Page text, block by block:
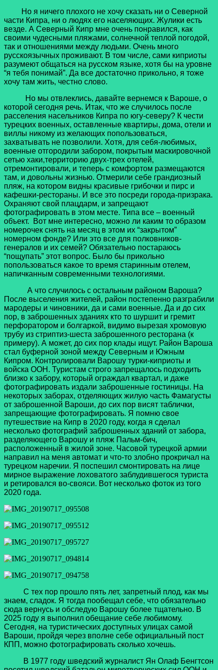
Но я ничего плохого не хочу сказать ни о Северной
части Кипра, ни о людях его населяющих. Жулики есть
везде. А Северный Кипр мне очень понравился, как
своими чудесными пляжами, солнечной теплой погодой,
так и отношениями между людьми. Очень много
русскоязычных проживают. В том числе, сами киприоты
разумеют общаться на русском языке, хотя бы на уровне
“я тебя понимай”. Да все достаточно прикольно, я тоже
хочу там жить, честно слово.
Но мы отвлеклись, давайте вернемся к Вароше, о
которой сегодня речь. Итак, что же случилось после
расселения насельников Кипра по югу-северу? К чести
турецких военных, оставленные квартиры, дома, отели и
виллы никому из желающих попользоваться,
захватывать не позволили. Хотя, для себя-любимых,
военные отгородили забором, покрытым маскировочной
сетью хаки,территорию двух-трех отелей,
отремонтировали, и теперь с комфортом размещаются
там, и довольны жизнью. Отмерили себе грандиозный
пляж, на котором видны красивые грибочки и пирс и
кафешки-рестораны. И все это посреди города-призрака.
Охраняют свой плацдарм, и запрещают
фотографировать в этом месте. Типа все – военный
объект.
Вот мне интересно, можно ли каким то образом
номерочек снять на месяц в этом их “закрытом”
номерном фонде? Или это все для полковников-
генералов и их семей? Обязательно постараюсь
“пощупать” этот вопрос. Было бы прикольно
попользоваться какое то время старинным отелем,
напичканным современными технологиями.
А что случилось с остальным районом Вароша?
После выселения жителей, район постепенно разграбили
мародеры и чиновники, да и сами военные. Да и до сих
пор, в заброшенных зданиях кто то шуршит и гремит
перфоратором и болгаркой, видимо вырезая хромовую
трубу из стриптиз-шеста заброшенного ресторана (к
примеру). А может, до сих пор клады ищут. Район Вароша
стал буферной зоной между Северным и Южным
Кипром. Контролировали Варошу турки-киприоты и
войска ООН. Туристам строго запрещалось подходить
близко к забору, который ограждал квартал, и даже
фотографировать издали заброшенные гостиницы. На
некоторых заборах, отделяющих жилую часть Фамагусты
от заброшенной Вароши, до сих пор висят таблички,
запрещающие фотографировать. Я помню свое
путешествие на Кипр в 2020 году, когда я сделал
несколько фотографий заброшенных зданий от забора,
разделяющего Варошу и пляж Пальм-бич,
расположенный в жилой зоне. Часовой турецкой армии
направил на меня автомат и что-то злобно прокричал на
турецком наречии. Я поспешил смонтировать на лице
мирное выражение лоховатого заблудившегося туриста
и ретировался во-свояси. Вот несколько фоток из того
2020 года.
С тех пор прошло пять лет, запретный плод, как мы
знаем, сладок. Я тогда пообещал себе, что обязательно
сюда вернусь и обследую Варошу более тщательно. В
2025 году я выполнил обещание себе любимому.
Сегодня, на туристических доступных улицах самой
Вароши, пройдя через вполне себе официальный пост
КПП, можно фотографировать сколько хочешь.
В 1977 году шведский журналист Ян Олаф Бенгтсон